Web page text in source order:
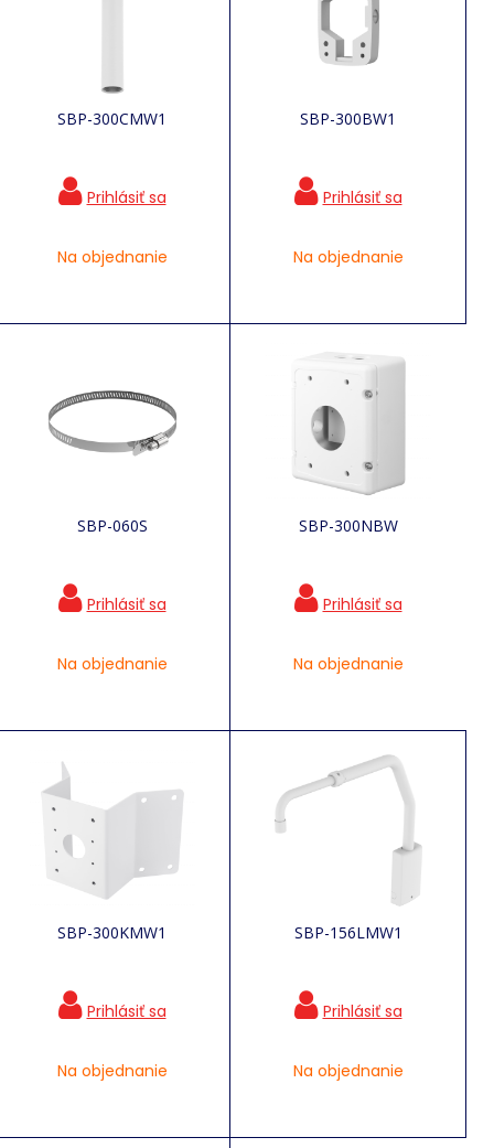
SBP-300CMW1
Na objednanie
SBP-300BW1
Na objednanie
SBP-060S
Na objednanie
SBP-300NBW
Na objednanie
SBP-300KMW1
Na objednanie
SBP-156LMW1
Na objednanie